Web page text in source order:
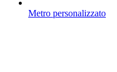
Metro personalizzato